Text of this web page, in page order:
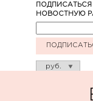
НОВОСТНУЮ